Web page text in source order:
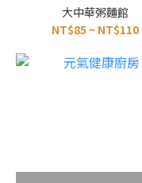
大中華粥麵館
NT$85 ~ NT$110